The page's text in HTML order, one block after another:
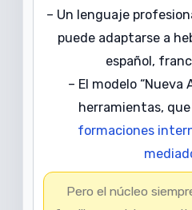
– Un lenguaje
puede adaptarse a
español,
– El modelo “Nueva
herramientas,
formaciones
Pero el núcleo